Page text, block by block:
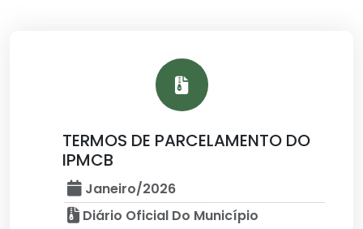
TERMOS DE PARCELAMENTO DO
IPMCB
Janeiro/2026
Diário Oficial Do Município